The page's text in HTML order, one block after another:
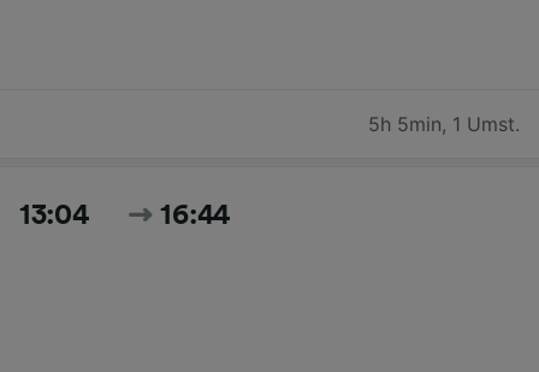
5h 5min, 1 Umst.
13:04 16:44